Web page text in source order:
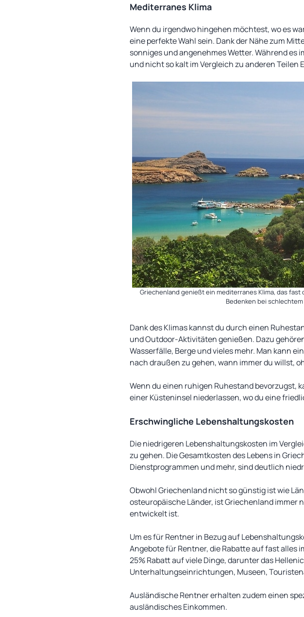
Mediterranes Klima
Wenn du irgendwo hingehen möchtest, wo es
eine perfekte Wahl sein. Dank der Nähe zum
sonniges und angenehmes Wetter. Während
und nicht so kalt im Vergleich zu anderen Teilen
Griechenland genießt ein mediterranes Klima, das
Bedenken bei
Dank des Klimas kannst du durch einen
und Outdoor-Aktivitäten genießen. Dazu
Wasserfälle, Berge und vieles mehr. Man kann
nach draußen zu gehen, wann immer du willst,
Wenn du einen ruhigen Ruhestand bevorzugst,
einer Küsteninsel niederlassen, wo du eine
Erschwingliche Lebenshaltungskosten
Die niedrigeren Lebenshaltungskosten im
zu gehen. Die Gesamtkosten des Lebens in
Dienstprogrammen und mehr, sind deutlich
Obwohl Griechenland nicht so günstig ist wie
osteuropäische Länder, ist Griechenland immer
entwickelt ist.
Um es für Rentner in Bezug auf
Angebote für Rentner, die Rabatte auf fast alles
25% Rabatt auf viele Dinge, darunter das
Unterhaltungseinrichtungen, Museen,
Ausländische Rentner erhalten zudem einen
ausländisches Einkommen.